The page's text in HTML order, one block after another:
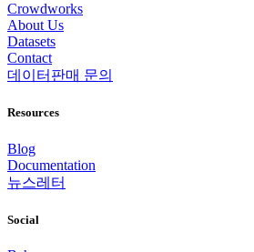
Crowdworks
About Us
Datasets
Contact
데이터판매 문의
Resources
Blog
Documentation
뉴스레터
Social